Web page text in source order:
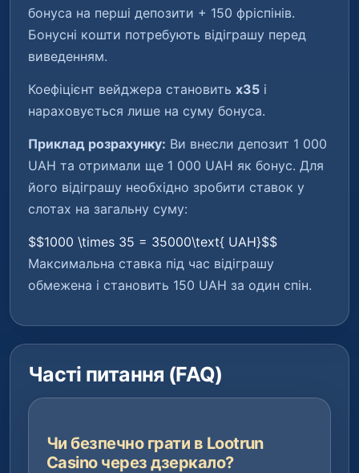
бонуса на перші депозити + 150 фріспінів.
Бонусні кошти потребують відіграшу перед
виведенням.
Коефіцієнт вейджера становить x35 і
нараховується лише на суму бонуса.
Приклад розрахунку: Ви внесли депозит 1 000
UAH та отримали ще 1 000 UAH як бонус. Для
його відіграшу необхідно зробити ставок у
слотах на загальну суму:
$$1000 \times 35 = 35000\text{ UAH}$$
Максимальна ставка під час відіграшу
обмежена і становить 150 UAH за один спін.
Часті питання (FAQ)
Чи безпечно грати в Lootrun
Casino через дзеркало?